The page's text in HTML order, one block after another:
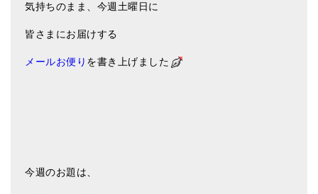
気持ちのまま、今週土曜日に
皆さまにお届けする
メールお便り を書き上げました
今週のお題は、